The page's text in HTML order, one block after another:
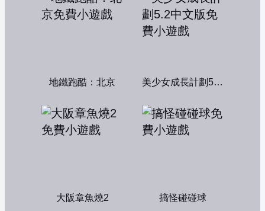
地鐵跑酷：北京 美少女成長計劃5.2中文版
大阪章魚燒2 搞怪碰碰球